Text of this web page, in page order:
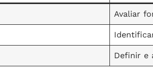
Avaliar
Definir e